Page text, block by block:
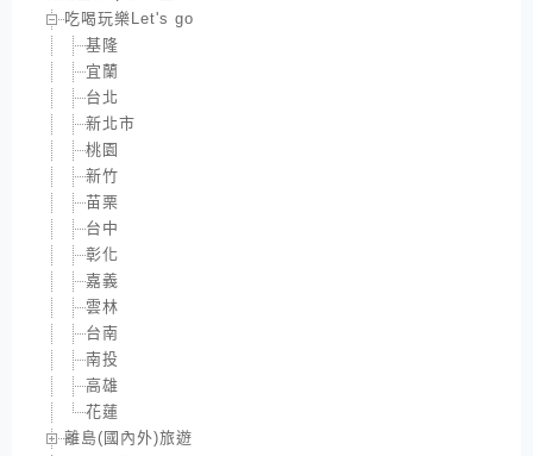
吃喝玩樂Let's go
基隆
宜蘭
台北
新北市
桃園
新竹
苗栗
台中
彰化
嘉義
雲林
台南
南投
高雄
花蓮
離島(國內外)旅遊